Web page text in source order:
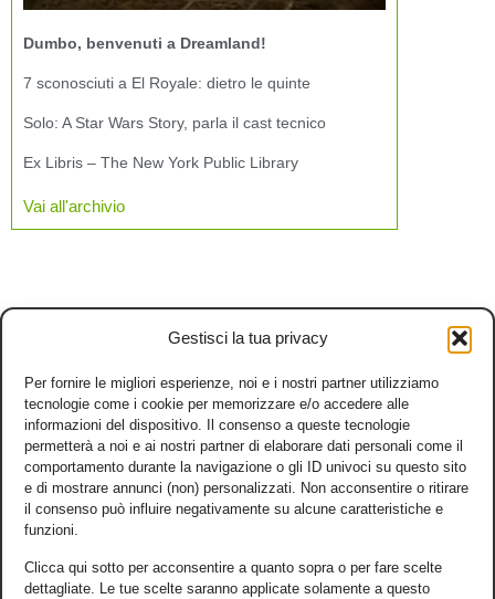
Gestisci la tua privacy
Per fornire le migliori esperienze, noi e i nostri partner utilizziamo
tecnologie come i cookie per memorizzare e/o accedere alle
informazioni del dispositivo. Il consenso a queste tecnologie
permetterà a noi e ai nostri partner di elaborare dati personali come il
comportamento durante la navigazione o gli ID univoci su questo sito
e di mostrare annunci (non) personalizzati. Non acconsentire o ritirare
il consenso può influire negativamente su alcune caratteristiche e
funzioni.
Clicca qui sotto per acconsentire a quanto sopra o per fare scelte
dettagliate. Le tue scelte saranno applicate solamente a questo
Dumbo, benvenuti a Dreamland!
7 sconosciuti a El Royale: dietro le quinte
Solo: A Star Wars Story, parla il cast tecnico
Ex Libris – The New York Public Library
Vai all'archivio